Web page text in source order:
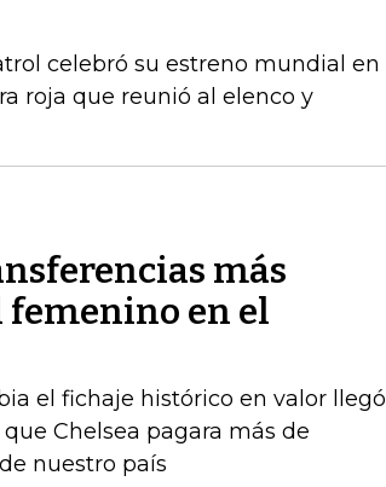
celebró su estreno mundial en
roja que reunió al elenco y
más
en el
el fichaje histórico en valor llegó
Chelsea pagara más de
nuestro país